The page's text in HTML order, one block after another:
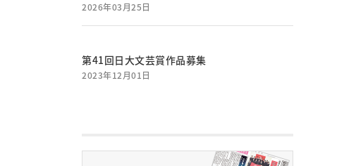
2026年03月25日
第41回日大文芸賞作品募集
2023年12月01日